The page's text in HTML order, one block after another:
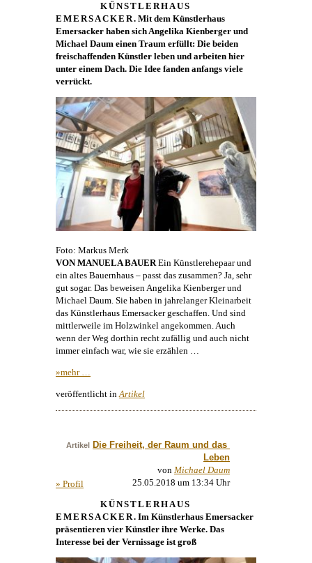
KÜNSTLERHAUS
EMERSACKER. Mit dem Künstlerhaus
Emersacker haben sichAngelika Kienberger und
Michael Daum einen Traum erfüllt: Die beiden
freischaffenden Künstler leben und arbeiten hier
unter einem Dach. Die Idee fanden anfangs viele
verrückt.
Foto: Markus Merk
VON MANUELA BAUER Ein Künstlerehepaar und
ein altes Bauernhaus – passt das zusammen? Ja, sehr
gut sogar. Das beweisen Angelika Kienbergerund
Michael Daum . Sie haben in jahrelanger Kleinarbeit
das Künstlerhaus Emersacker geschaffen. Und sind
mittlerweile im Holzwinkel angekommen. Auch
wenn der Weg dorthin recht zufällig und auch nicht
immer einfach war, wie sie erzählen …
»mehr …
veröffentlicht inArtikel
Artikel Die Freiheit, der Raum und das
Leben
von Michael Daum
» Profil
25.05.2018 um 13:34 Uhr
KÜNSTLERHAUS
EMERSACKER. Im Künstlerhaus Emersacker
präsentieren vier Künstler ihre Werke. Das
Interesse bei der Vernissage ist groß